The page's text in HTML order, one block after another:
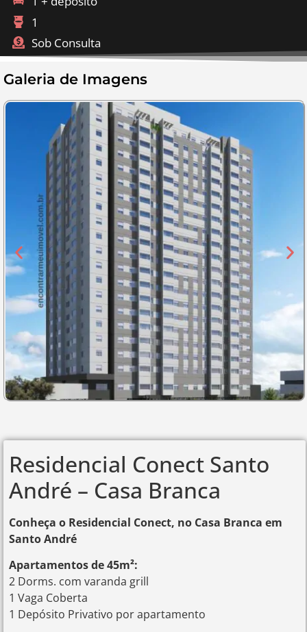
1
Sob Consulta
Galeria de Imagens
Residencial Conect Santo
André – Casa Branca
Conheça o Residencial Conect, no Casa Branca em
Santo André
Apartamentos de 45m²:
2 Dorms. com varanda grill
1 Vaga Coberta
1 Depósito Privativo por apartamento